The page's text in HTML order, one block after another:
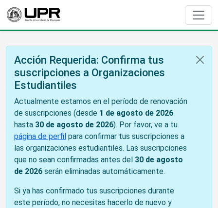
Acción Requerida: Confirma tus
suscripciones a Organizaciones
Estudiantiles
Actualmente estamos en el período de renovación
de suscripciones (desde 1 de agosto de 2026
hasta 30 de agosto de 2026). Por favor, ve a tu
página de perfil para confirmar tus suscripciones a
las organizaciones estudiantiles. Las suscripciones
que no sean confirmadas antes del 30 de agosto
de 2026 serán eliminadas automáticamente.
Si ya has confirmado tus suscripciones durante
este período, no necesitas hacerlo de nuevo y